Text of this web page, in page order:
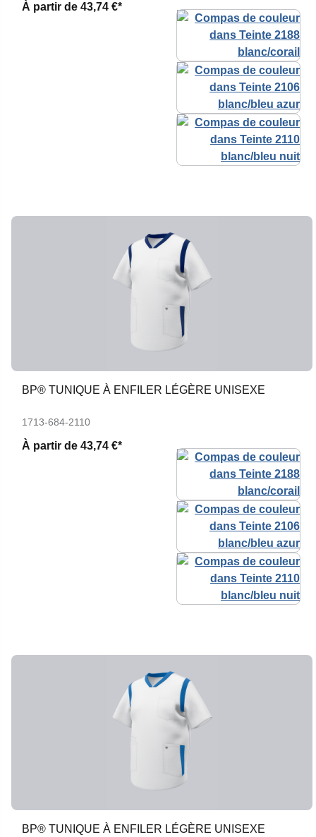
À partir de 43,74 €*
BP® TUNIQUE À ENFILER LÉGÈRE UNISEXE
1713-684-2110
À partir de 43,74 €*
BP® TUNIQUE À ENFILER LÉGÈRE UNISEXE